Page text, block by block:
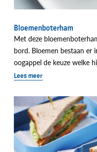
Bloemenboterham
Met deze
bord. Bloemen bestaan er
oogappel de keuze welke
Lees meer